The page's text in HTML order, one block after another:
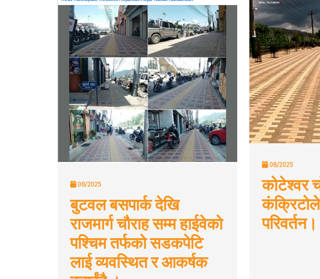
08/2025
बुटवल बसपार्क देखि
राजमार्ग चौराह सम्म हाईवेको
पश्चिम तर्फको सडकपेटि
लाई व्यवस्थित र आकर्षक
08/2025
कोटेश्वर
परिवर्तन।